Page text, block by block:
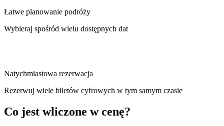
Łatwe planowanie podróży
Wybieraj spośród wielu dostępnych dat
Natychmiastowa rezerwacja
Rezerwuj wiele biletów cyfrowych w tym samym czasie
Co jest wliczone w cenę?